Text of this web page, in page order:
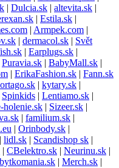
| Dulcia.sk | altevita.sk |
| Estila.sk |
| Armpek.com |
| dermacol.sk | Svět
| Earplugs.sk |
Puravia.sk | BabyMall.sk |
| ErikaFashion.sk | Fann.sk
| kytary.sk |
Spinkids | Lentiamo.sk |
holenie.sk | Sizeer.sk |
| familium.sk |
| Orinbody.sk |
| lidl.sk | Scandishop sk |
| CBelektro.sk | Neurinu.sk |
| Merch.sk |